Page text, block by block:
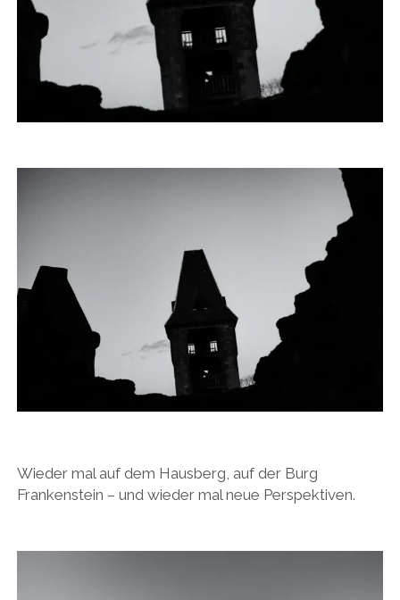
Wieder mal auf dem Hausberg, auf der Burg
Frankenstein – und wieder mal neue Perspektiven.